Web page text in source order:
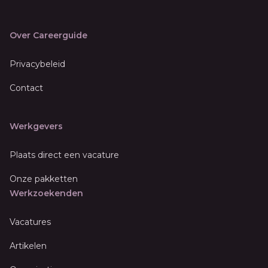
Over Careerguide
Privacybeleid
Contact
Werkgevers
Plaats direct een vacature
Onze pakketten
Werkzoekenden
Vacatures
Artikelen